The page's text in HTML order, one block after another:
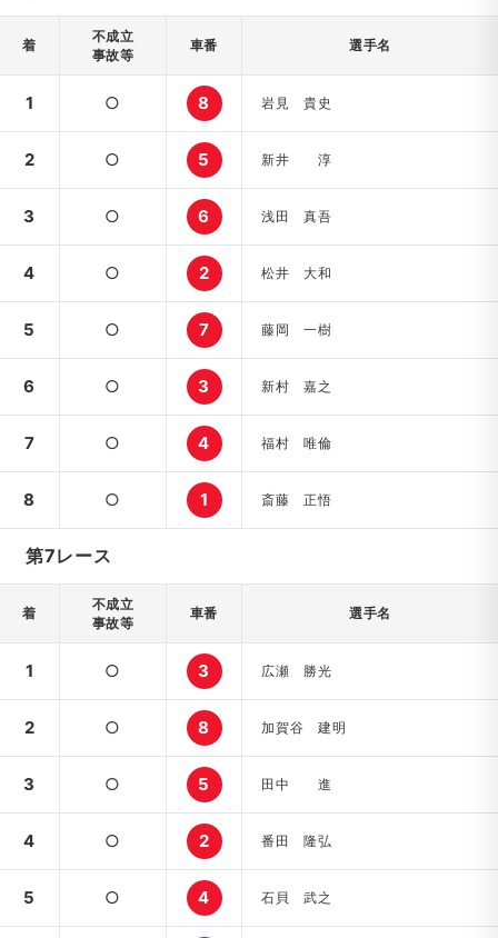
着
不成立
事故等
車番 選手名
1 ○ 8 岩見 貴史
2 ○ 5 新井 淳
3 ○ 6 浅田 真吾
4 ○ 2 松井 大和
5 ○ 7 藤岡 一樹
6 ○ 3 新村 嘉之
7 ○ 4 福村 唯倫
8 ○ 1 斎藤 正悟
第7レース
着
不成立
事故等
車番 選手名
1 ○ 3 広瀬 勝光
2 ○ 8 加賀谷 建明
3 ○ 5 田中 進
4 ○ 2 番田 隆弘
5 ○ 4 石貝 武之